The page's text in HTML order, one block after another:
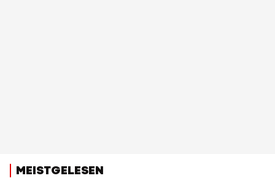
MEISTGELESEN